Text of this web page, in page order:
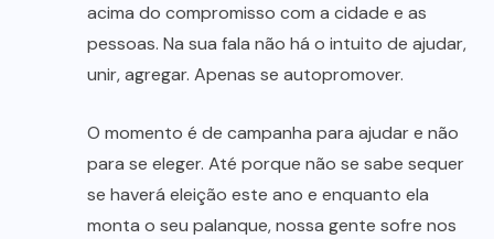
acima do compromisso com a cidade e as
pessoas. Na sua fala não há o intuito de ajudar,
unir, agregar. Apenas se autopromover.
O momento é de campanha para ajudar e não
para se eleger. Até porque não se sabe sequer
se haverá eleição este ano e enquanto ela
monta o seu palanque, nossa gente sofre nos